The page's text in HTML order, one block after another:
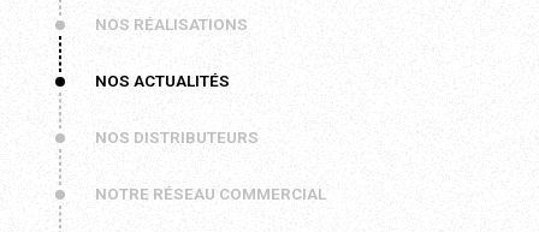
NOS RÉALISATIONS
NOS ACTUALITÉS
NOS DISTRIBUTEURS
NOTRE RÉSEAU COMMERCIAL